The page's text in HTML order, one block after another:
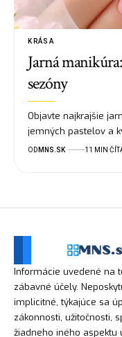
KRÁSA
Jarná
sezóny
Objavte najkrajšie
jemných pastelov a
OD MNS.SK 11 MIN
Informácie uvedené na
zábavné účely.
implicitné, týkajúce sa
zákonnosti, užitočnosti,
žiadneho iného aspektu